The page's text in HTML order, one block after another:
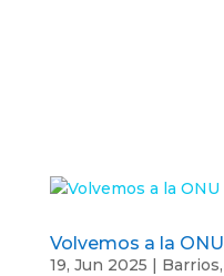
Volvemos a la ONU
19, Jun 2025 | Barrios,